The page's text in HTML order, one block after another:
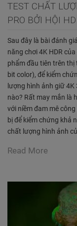
TEST CHẤT
PRO BỞI HỘI
Sau đây là bài đánh
năng chơi 4K HDR
phẩm đầu tiên trên
bit color), để kiểm
lượng hình ảnh giữ
nào? Rất may mắn là
với niềm đam mê
bị để kiểm chứng khả
chất lượng hình ảnh
Read More